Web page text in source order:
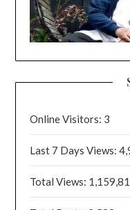
Online Visitors: 3
Last 7 Days Views:
Total Views: